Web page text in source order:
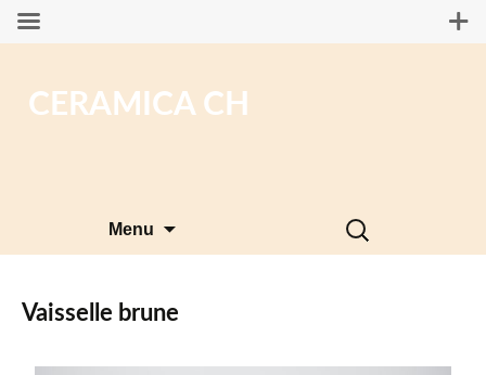
CERAMICA CH
Menu
Rechercher :
Vaisselle brune